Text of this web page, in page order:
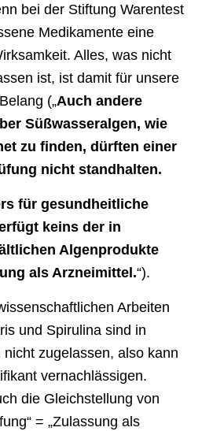
bei der Stiftung Warentest
Medikamente eine
Alles, was nicht
ist, ist damit für unsere
(„Auch andere
Süßwasseralgen, wie
zu finden, dürften einer
nicht standhalten.
für gesundheitliche
keins der in
Algenprodukte
als Arzneimittel.“).
Arbeiten
und Spirulina sind in
zugelassen, also kann
vernachlässigen.
die Gleichstellung von
= „Zulassung als